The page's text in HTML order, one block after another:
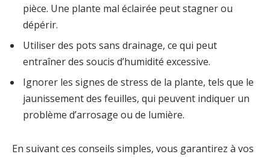
pièce. Une plante mal éclairée peut stagner ou
dépérir.
Utiliser des pots sans drainage, ce qui peut
entraîner des soucis d’humidité excessive.
Ignorer les signes de stress de la plante, tels que le
jaunissement des feuilles, qui peuvent indiquer un
problème d’arrosage ou de lumière.
En suivant ces conseils simples, vous garantirez à vos